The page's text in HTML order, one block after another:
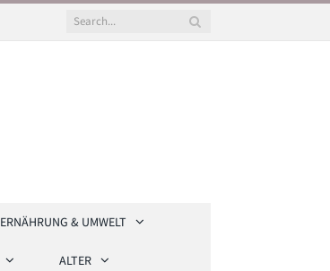
ERNÄHRUNG & UMWELT
ALTER